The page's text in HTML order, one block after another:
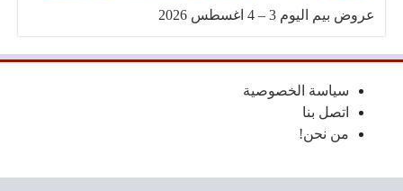
عروض بيم اليوم 3 – 4 اغسطس 2026
سياسة الخصوصية
اتصل بنا
من نحن!